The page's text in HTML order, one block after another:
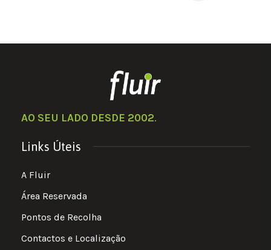
AO SEU LADO DESDE 2002.
Links Úteis
A Fluir
Área Reservada
Pontos de Recolha
Contactos e Localização